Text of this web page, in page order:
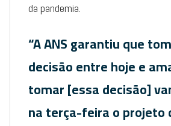
da pandemia.
“A ANS garantiu que
decisão entre hoje e
tomar [essa decisão]
na terça-feira o projeto